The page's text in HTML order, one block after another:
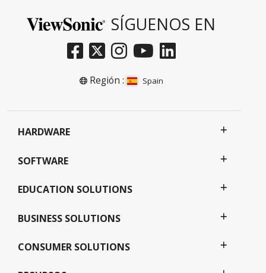
SÍGUENOS EN
Región : Spain
HARDWARE
SOFTWARE
EDUCATION SOLUTIONS
BUSINESS SOLUTIONS
CONSUMER SOLUTIONS